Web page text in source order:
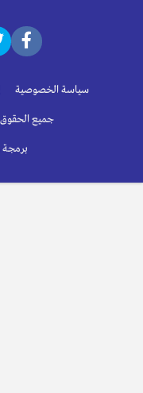
سياسة الخصوصية
جميع الحقوق